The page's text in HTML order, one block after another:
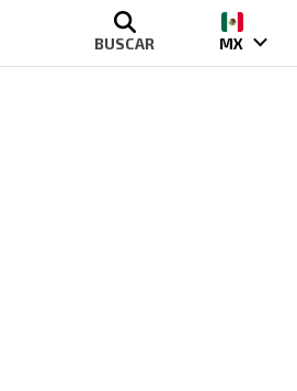
BUSCAR MX